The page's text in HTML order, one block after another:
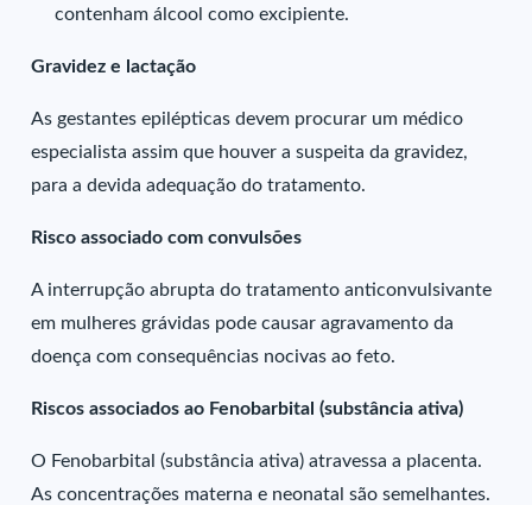
contenham álcool como excipiente.
Gravidez e lactação
As gestantes epilépticas devem procurar um médico
especialista assim que houver a suspeita da gravidez,
para a devida adequação do tratamento.
Risco associado com convulsões
A interrupção abrupta do tratamento anticonvulsivante
em mulheres grávidas pode causar agravamento da
doença com consequências nocivas ao feto.
Riscos associados ao Fenobarbital (substância ativa)
O Fenobarbital (substância ativa) atravessa a placenta.
As concentrações materna e neonatal são semelhantes.